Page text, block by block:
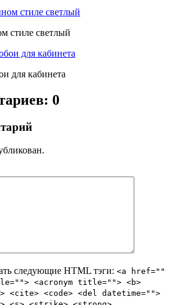
стиле светлый
для кабинета
0
следующие HTML тэги: <a href=""
<acronym title=""> <b>
<cite> <code> <del datetime="">